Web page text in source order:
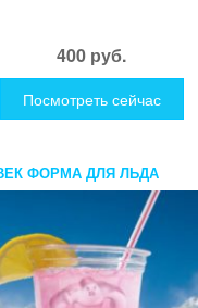
400 руб.
Посмотреть сейчас
ФОРМА ДЛЯ ЛЬДА